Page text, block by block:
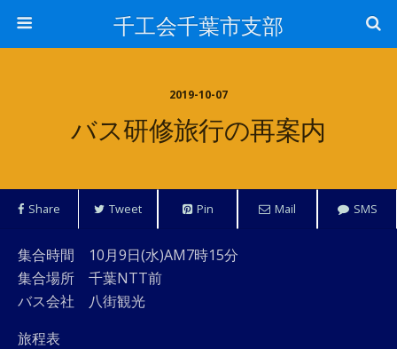
千工会千葉市支部
2019-10-07
バス研修旅行の再案内
Share Tweet Pin Mail SMS
集合時間 10月9日(水)AM7時15分
集合場所 千葉NTT前
バス会社 八街観光
旅程表